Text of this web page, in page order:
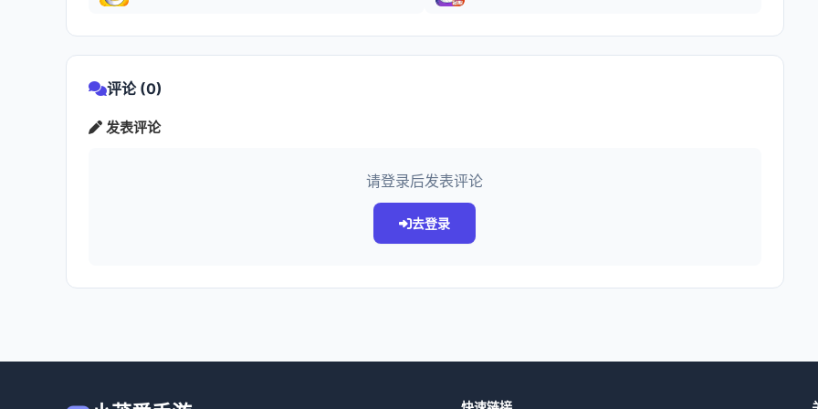
评论 (0)
发表评论
请登录后发表评论
去登录